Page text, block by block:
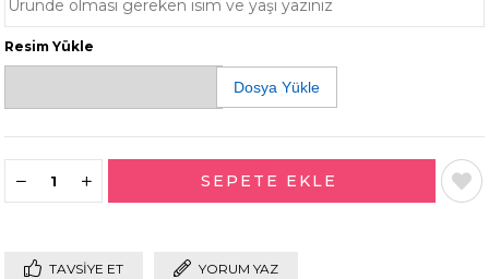
Resim Yükle
Dosya Yükle
TAVSIYE ET YORUM YAZ